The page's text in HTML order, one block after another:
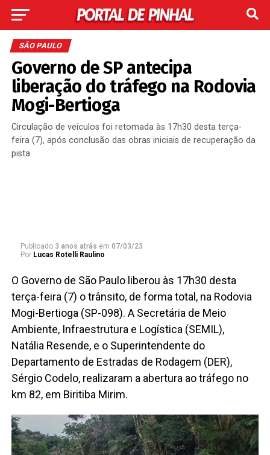
SÃO PAULO
Governo de SP antecipa
liberação do tráfego na Rodovia
Mogi-Bertioga
Circulação de veículos foi retomada às 17h30 desta terça-
feira (7), após conclusão das obras iniciais de recuperação da
pista
Publicado 3 anos atrás em 07/03/23
Por Lucas Rotelli Raulino
O Governo de São Paulo liberou às 17h30 desta
terça-feira (7) o trânsito, de forma total, na Rodovia
Mogi-Bertioga (SP-098). A Secretária de Meio
Ambiente, Infraestrutura e Logística (SEMIL),
Natália Resende, e o Superintendente do
Departamento de Estradas de Rodagem (DER),
Sérgio Codelo, realizaram a abertura ao tráfego no
km 82, em Biritiba Mirim.